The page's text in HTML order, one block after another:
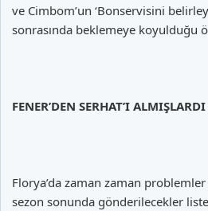
ve Cimbom’un ‘Bonservisini
sonrasında beklemeye koyulduğu
FENER’DEN SERHAT’I ALMIŞLARDI
Florya’da zaman zaman
sezon sonunda gönderilecekler